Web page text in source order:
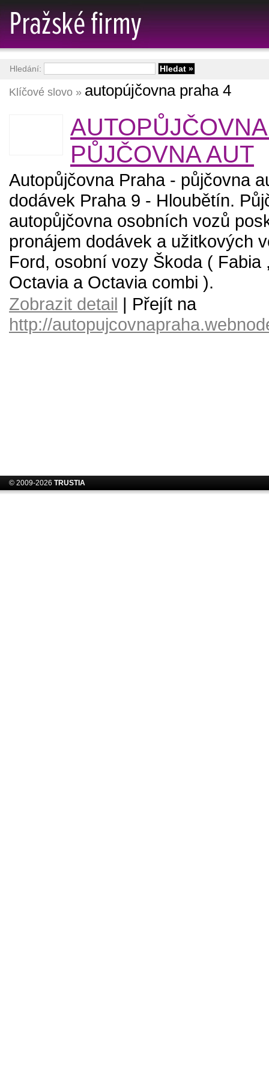
Klíčové slovo » autopújčovna praha 4
PŮJČOVNA AUT
Autopůjčovna Praha - půjčovna
dodávek Praha 9 - Hloubětín.
autopůjčovna osobních vozů
pronájem dodávek a užitkových
Ford, osobní vozy Škoda ( Fabia
Octavia a Octavia combi ).
Zobrazit detail | Přejít na
http://
Hledání:
© 2009-2026 TRUSTIA